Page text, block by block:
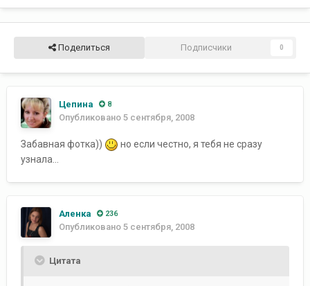
Поделиться Подписчики 0
Цепина 8
Опубликовано 5 сентября, 2008
Забавная фотка))
но если честно, я тебя не сразу
узнала...
Аленка 236
Опубликовано 5 сентября, 2008
Цитата